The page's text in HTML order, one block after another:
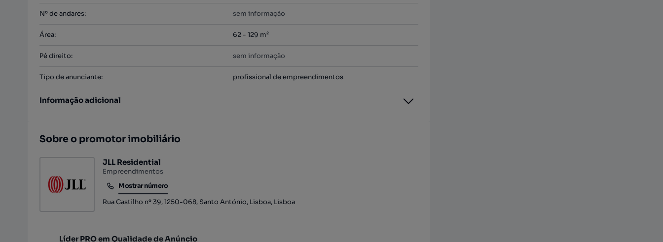
Nº de andares: sem informação
Área: 62 - 129 m²
Pé direito: sem informação
Tipo de anunciante: profissional de empreendimentos
Informação adicional
Sobre o promotor imobiliário
JLL Residential
Empreendimentos
Mostrar número
Mostrar número
Rua Castilho nº 39, 1250-068, Santo António, Lisboa, Lisboa
Líder PRO em Qualidade de Anúncio